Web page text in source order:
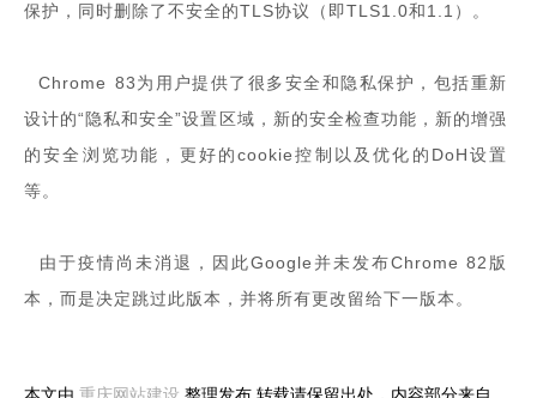
保护，同时删除了不安全的TLS协议（即TLS1.0和1.1）。
Chrome 83为用户提供了很多安全和隐私保护，包括重新
设计的“隐私和安全”设置区域，新的安全检查功能，新的增强
的安全浏览功能，更好的cookie控制以及优化的DoH设置
等。
由于疫情尚未消退，因此Google并未发布Chrome 82版
本，而是决定跳过此版本，并将所有更改留给下一版本。